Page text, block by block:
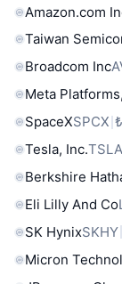
Amazon.com
Taiwan
Broadcom Inc
Meta
SpaceXSPCX
Tesla, Inc.TSLA
Berkshire
Eli Lilly And Co
SK HynixSKHY
Micron